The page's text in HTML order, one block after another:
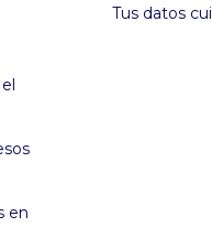
en
Tus datos